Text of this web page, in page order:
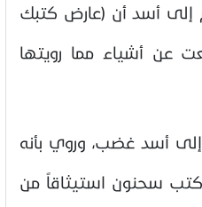
أسد أن (عارض كتبك
عن أشياء مما رويتها
أسد غضب، وروي بأنه
سحنون استيثاقاً من